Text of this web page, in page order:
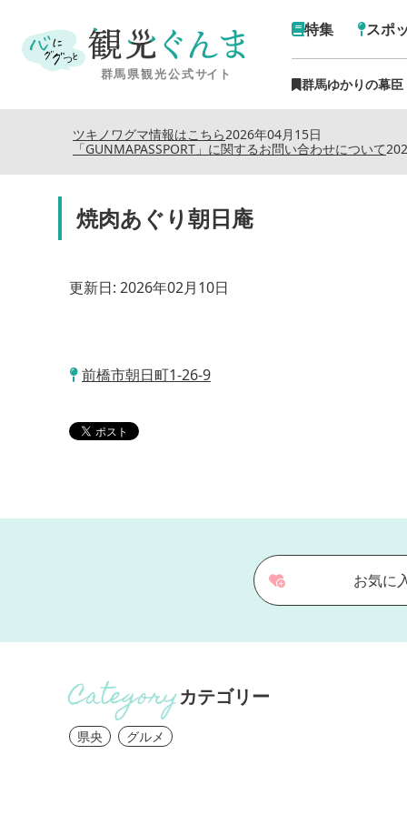
特集 スポ
群馬ゆかりの幕
2026年04月15日
ツキノワグマ情報はこちら
「GUNMAPASSPORT」に関するお問い合わせについて
焼肉あぐり朝日庵
更新日: 2026年02月10日
前橋市朝日町1-26-9
お気に
カテゴリー
県央 グルメ